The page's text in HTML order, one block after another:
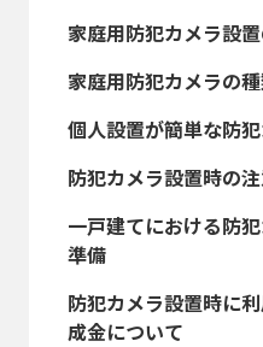
家庭用防犯カメラ設
家庭用防犯カメラの
個人設置が簡単な防
防犯カメラ設置時の
一戸建てにおける防
準備
防犯カメラ設置時に
成金について